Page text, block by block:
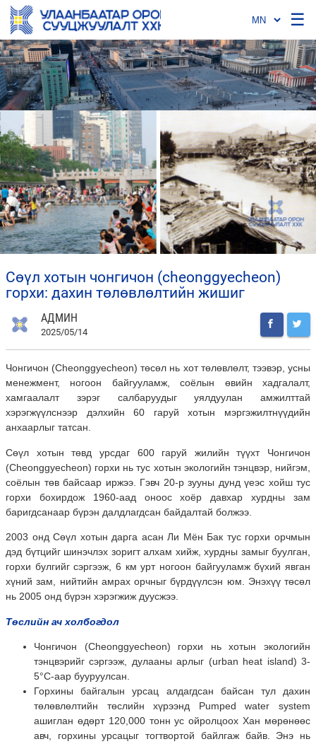
☰
сөүл хотын чонгичон (cheonggyecheon)
горхи: дахин төлөвлөлтийн жишиг
АДМИН
2025/05/14
Чонгичон (Cheonggyecheon) төсөл нь хот төлөвлөлт, тээвэр, усны
менежмент, ногоон байгууламж, соёлын өвийн хадгалалт,
хамгаалалт зэрэг салбаруудыг уялдуулан амжилттай
хэрэгжүүлснээр дэлхийн 60 гаруй хотын мэргэжилтнүүдийн
анхаарлыг татсан.
Сөүл хотын төвд урсдаг 600 гаруй жилийн түүхт Чонгичон
(Cheonggyecheon) горхи нь тус хотын экологийн тэнцвэр, нийгэм,
соёлын төв байсаар иржээ. Гэвч 20-р зууны дунд үеэс хойш тус
горхи бохирдож 1960-аад оноос хоёр давхар хурдны зам
баригдсанаар бүрэн далдлагдсан байдалтай болжээ.
2003 онд Сөүл хотын дарга асан Ли Мён Бак тус горхи орчмын
дэд бүтцийг шинэчлэх зоригт алхам хийж, хурдны замыг буулган,
горхи булгийг сэргээж, 6 км урт ногоон байгууламж бүхий явган
хүний зам, нийтийн амрах орчныг бүрдүүлсэн юм. Энэхүү төсөл
нь 2005 онд бүрэн хэрэгжиж дуусжээ.
Төслийн ач холбогдол
Чонгичон (Cheonggyecheon) горхи нь хотын экологийн
тэнцвэрийг сэргээж, дулааны арлыг (urban heat island) 3-
5°C-аар бууруулсан.
Горхины байгалын урсац алдагдсан байсан тул дахин
төлөвлөлтийн төслийн хүрээнд Pumped water system
ашиглан өдөрт 120,000 тонн ус ойролцоох Хан мөрөнөөс
авч, горхины урсацыг тогтвортой байлгаж байв. Энэ нь